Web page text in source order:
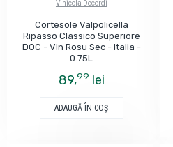
Vinicola Decordi
Cortesole Valpolicella
Ripasso Classico Superiore
DOC - Vin Rosu Sec - Italia -
0.75L
89,99 lei
ADAUGĂ ÎN COŞ